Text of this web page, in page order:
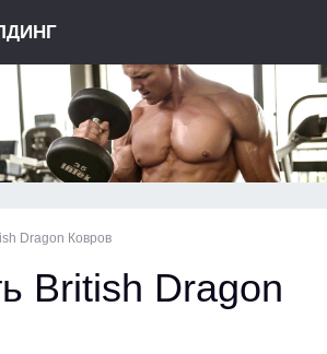
Dragon Ковров
British Dragon